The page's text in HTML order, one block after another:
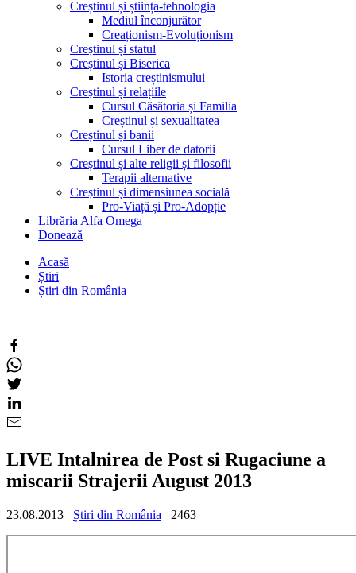
Creștinul și știința-tehnologia
Mediul înconjurător
Creaționism-Evoluționism
Creștinul și statul
Creștinul și Biserica
Istoria creștinismului
Creștinul și relațiile
Cursul Căsătoria și Familia
Creștinul și sexualitatea
Creștinul și banii
Cursul Liber de datorii
Creștinul și alte religii și filosofii
Terapii alternative
Creștinul și dimensiunea socială
Pro-Viață și Pro-Adopție
Librăria Alfa Omega
Donează
Acasă
Știri
Știri din România
LIVE Intalnirea de Post si Rugaciune a
miscarii Strajerii August 2013
23.08.2013 Știri din România 2463